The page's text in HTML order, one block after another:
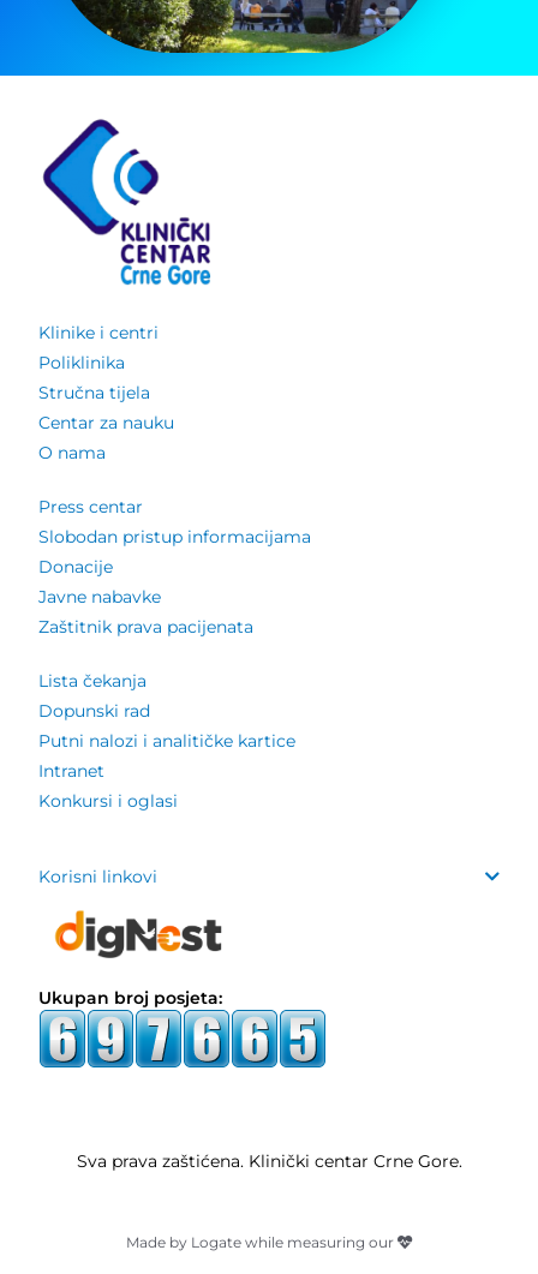
Klinike i centri
Poliklinika
Stručna tijela
Centar za nauku
O nama
Press centar
Slobodan pristup informacijama
Donacije
Javne nabavke
Zaštitnik prava pacijenata
Lista čekanja
Dopunski rad
Putni nalozi i analitičke kartice
Intranet
Konkursi i oglasi
Korisni linkovi
Ukupan broj posjeta:
Sva prava zaštićena. Klinički centar Crne Gore.
Made by Logate while measuring our